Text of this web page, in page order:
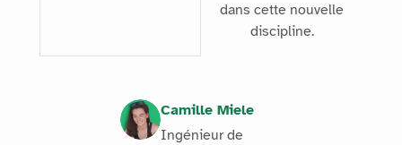
dans cette nouvelle
discipline.
Camille Miele
Ingénieur de